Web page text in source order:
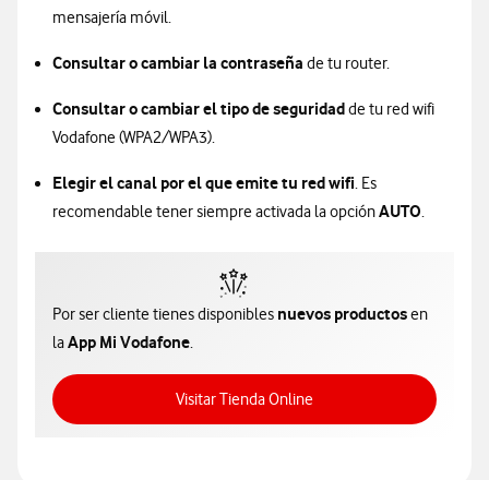
mensajería móvil.
Consultar o cambiar la contraseña de tu router.
Consultar o cambiar el tipo de seguridadde tu red wifi
Vodafone (WPA2/WPA3).
Elegir el canal por el que emite tu red wifi. Es
recomendable tener siempre activada la opciónAUTO.
Por ser cliente tienes disponibles nuevos productosen
laApp Mi Vodafone.
Visitar Tienda OnlineAcceso a Tienda Online